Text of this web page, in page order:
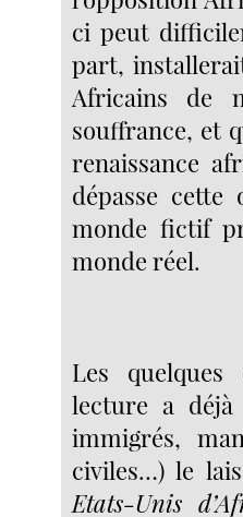
ci peut
part,
Africains de
souffrance, et
renaissance
dépasse
monde fictif
monde réel.
Les quelques
lecture a
immigrés,
civiles…) le
Etats-Unis